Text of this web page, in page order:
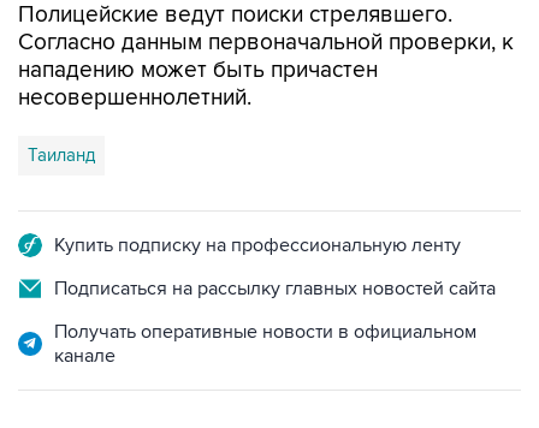
Полицейские ведут поиски стрелявшего.
Согласно данным первоначальной проверки, к
нападению может быть причастен
несовершеннолетний.
Таиланд
Купить подписку на профессиональную ленту
Подписаться на рассылку главных новостей сайта
Получать оперативные новости в официальном
канале